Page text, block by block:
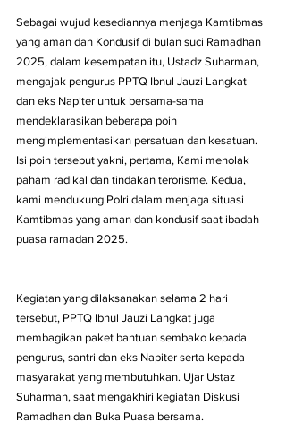
Sebagai wujud kesediannya menjaga Kamtibmas
yang aman dan Kondusif di bulan suci Ramadhan
2025, dalam kesempatan itu, Ustadz Suharman,
mengajak pengurus PPTQ Ibnul Jauzi Langkat
dan eks Napiter untuk bersama-sama
mendeklarasikan beberapa poin
mengimplementasikan persatuan dan kesatuan.
Isi poin tersebut yakni, pertama, Kami menolak
paham radikal dan tindakan terorisme. Kedua,
kami mendukung Polri dalam menjaga situasi
Kamtibmas yang aman dan kondusif saat ibadah
puasa ramadan 2025.
Kegiatan yang dilaksanakan selama 2 hari
tersebut, PPTQ Ibnul Jauzi Langkat juga
membagikan paket bantuan sembako kepada
pengurus, santri dan eks Napiter serta kepada
masyarakat yang membutuhkan. Ujar Ustaz
Suharman, saat mengakhiri kegiatan Diskusi
Ramadhan dan Buka Puasa bersama.